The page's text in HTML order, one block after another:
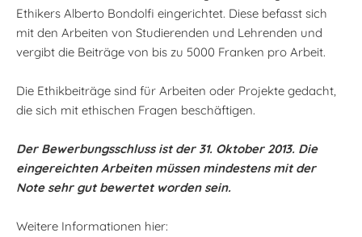
Ethikers Alberto Bondolfi eingerichtet. Diese befasst sich
mit den Arbeiten von Studierenden und Lehrenden und
vergibt die Beiträge von bis zu 5000 Franken pro Arbeit.
Die Ethikbeiträge sind für Arbeiten oder Projekte gedacht,
die sich mit ethischen Fragen beschäftigen.
Der Bewerbungsschluss ist der 31. Oktober 2013. Die
eingereichten Arbeiten müssen mindestens mit der
Note sehr gut bewertet worden sein.
Weitere Informationen hier: